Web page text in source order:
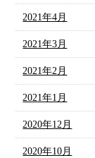
2021年4月
2021年3月
2021年2月
2021年1月
2020年12月
2020年10月